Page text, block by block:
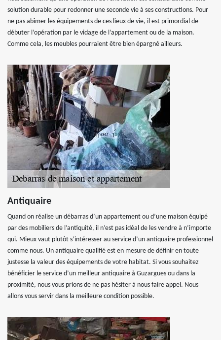
solution durable pour redonner une seconde vie à ses constructions. Pour
ne pas abîmer les équipements de ces lieux de vie, il est primordial de
débuter l’opération par le vidage de l’appartement ou de la maison.
Comme cela, les meubles pourraient être bien épargné ailleurs.
Antiquaire
Quand on réalise un débarras d’un appartement ou d’une maison équipé
par des mobiliers de l’antiquité, il n’est pas idéal de les vendre à n’importe
qui. Mieux vaut plutôt s’intéresser au service d’un antiquaire professionnel
comme nous. Un antiquaire qualifié est en mesure de définir en toute
justesse la valeur des équipements de votre habitat. Si vous souhaitez
bénéficier le service d’un meilleur antiquaire à Guzargues ou dans la
proximité, nous vous prions de ne pas hésiter à nous faire appel. Nous
allons vous servir dans la meilleure condition possible.